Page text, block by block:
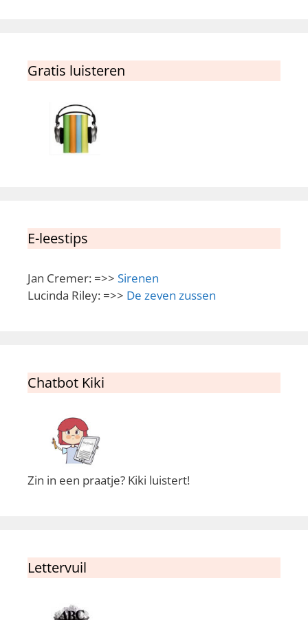
Gratis luisteren
E-leestips
Jan Cremer: =>> Sirenen
Lucinda Riley: =>> De zeven zussen
Chatbot Kiki
Zin in een praatje? Kiki luistert!
Lettervuil